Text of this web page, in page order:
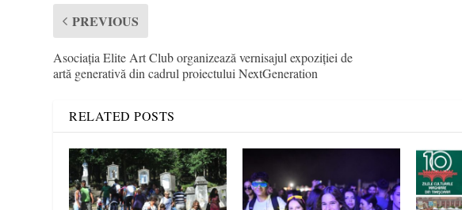
PREVIOUS
Asociația Elite Art Club organizează vernisajul expoziției de
artă generativă din cadrul proiectului NextGeneration
RELATED POSTS